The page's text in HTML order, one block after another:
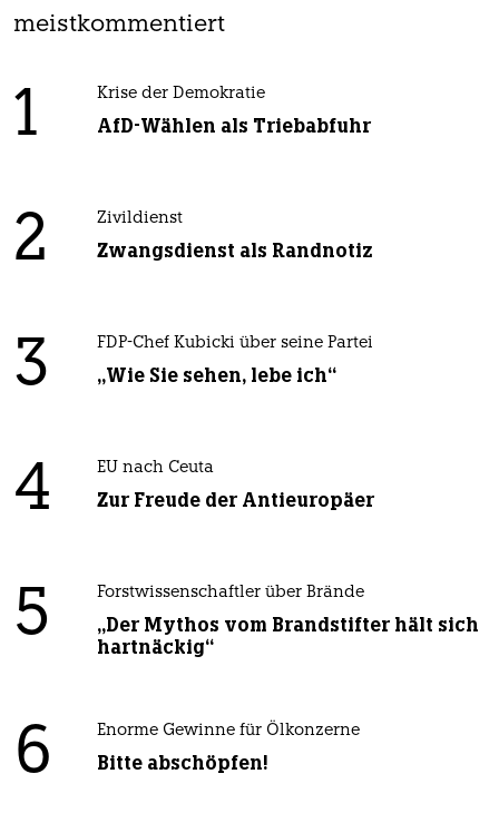
meistkommentiert
1 Krise der Demokratie
AfD-Wählen als Triebabfuhr
2 Zivildienst
Zwangsdienst als Randnotiz
3 FDP-Chef Kubicki über seine Partei
„Wie Sie sehen, lebe ich“
4 EU nach Ceuta
Zur Freude der Antieuropäer
5 Forstwissenschaftler über Brände
„Der Mythos vom Brandstifter hält sich
hartnäckig“
6 Enorme Gewinne für Ölkonzerne
Bitte abschöpfen!